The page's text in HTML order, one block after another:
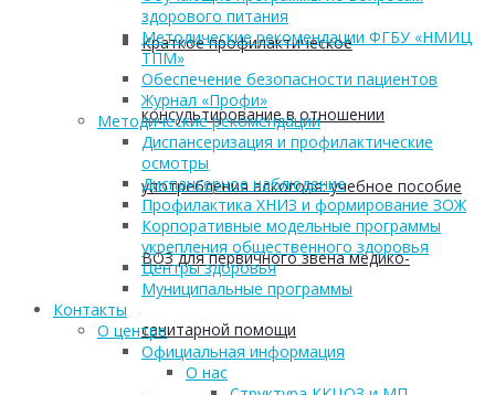
Краткое профилактическое
консультирование в отношении
употребления алкоголя: учебное пособие
ВОЗ для первичного звена медико-
санитарной помощи
здорового питания
Методические рекомендации ФГБУ «НМИЦ
ТПМ»
Обеспечение безопасности пациентов
Журнал «Профи»
Методические рекомендации
Диспансеризация и профилактические
осмотры
Диспансерное наблюдение
Профилактика ХНИЗ и формирование ЗОЖ
Корпоративные модельные программы
укрепления общественного здоровья
Центры здоровья
Муниципальные программы
Контакты
О центре
Официальная информация
О нас